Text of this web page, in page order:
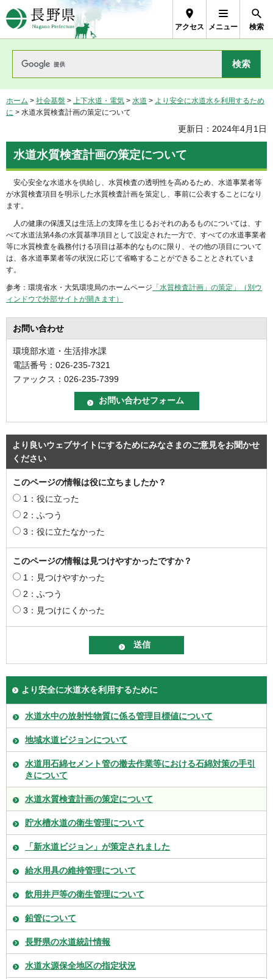
長野県Nagano Prefecture
アクセス メニュー 検索
ホーム > 社会基盤 > 上下水道・電気 > 水道 > より安全に水道水を利用するため
に > 水道水質検査計画の策定について
更新日：2024年4月1日
水道水質検査計画の策定について
安心安全な水道水を供給し、水質検査の透明性を高めるため、水道事業者等
が水質検査項目を明示した水質検査計画を策定し、事前に公表することになり
ます。
人の健康の保護又は生活上の支障を生じるおそれのあるものについては、す
べて水道法第4条の水質基準項目として設定された一方で、すべての水道事業者
等に水質検査を義務付ける項目は基本的なものに限り、その他の項目について
は、各水道事業者等の状況に応じて省略することができることとされていま
す。
参考：環境省水・大気環境局のホームページ 「水質検査計画」の策定」（別ウ
ィンドウで外部サイトが開きます）
お問い合わせ
環境部水道・生活排水課
電話番号：026-235-7321
ファックス：026-235-7399
より良いウェブサイトにするためにみなさまのご意見をお聞かせ
ください
このページの情報は役に立ちましたか？
1：役に立った
2：ふつう
3：役に立たなかった
このページの情報は見つけやすかったですか？
1：見つけやすかった
2：ふつう
3：見つけにくかった
より安全に水道水を利用するために
水道水中の放射性物質に係る管理目標値について
地域水道ビジョンについて
水道用石綿セメント管の撤去作業等における石綿対策の手引
きについて
水道水質検査計画の策定について
貯水槽水道の衛生管理について
「新水道ビジョン」が策定されました
給水用具の維持管理について
飲用井戸等の衛生管理について
鉛管について
長野県の水道統計情報
水道水源保全地区の指定状況